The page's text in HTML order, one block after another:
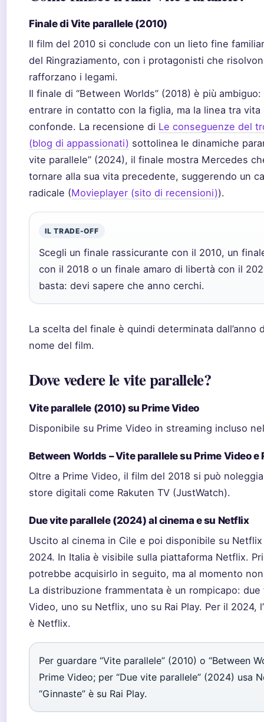
Finale di Vite parallele (2010)
Il film del 2010 si conclude con un lieto fine
del Ringraziamento, con i protagonisti che
rafforzano i legami.
Il finale di “Between Worlds” (2018) è più
entrare in contatto con la figlia, ma la linea tra
confonde. La recensione di Le conseguenze del
(blog di appassionati) sottolinea le dinamiche
vite parallele” (2024), il finale mostra Mercedes
tornare alla sua vita precedente, suggerendo un
radicale (Movieplayer (sito di recensioni)).
IL TRADE-OFF
Scegli un finale rassicurante con il 2010, un
con il 2018 o un finale amaro di libertà con il
basta: devi sapere che anno cerchi.
La scelta del finale è quindi determinata dall’anno
nome del film.
Dove vedere le vite parallele?
Vite parallele (2010) su Prime Video
Disponibile su Prime Video in streaming incluso
Between Worlds – Vite parallele su Prime Video e
Oltre a Prime Video, il film del 2018 si può
store digitali come Rakuten TV (JustWatch).
Due vite parallele (2024) al cinema e su Netflix
Uscito al cinema in Cile e poi disponibile su Netflix
2024. In Italia è visibile sulla piattaforma Netflix.
potrebbe acquisirlo in seguito, ma al momento
La distribuzione frammentata è un rompicapo: due
Video, uno su Netflix, uno su Rai Play. Per il 2024,
è Netflix.
Per guardare “Vite parallele” (2010) o “Between
Prime Video; per “Due vite parallele” (2024) usa
“Ginnaste” è su Rai Play.